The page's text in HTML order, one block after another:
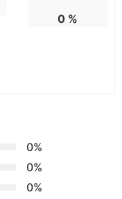
0%
0%
0%
0%